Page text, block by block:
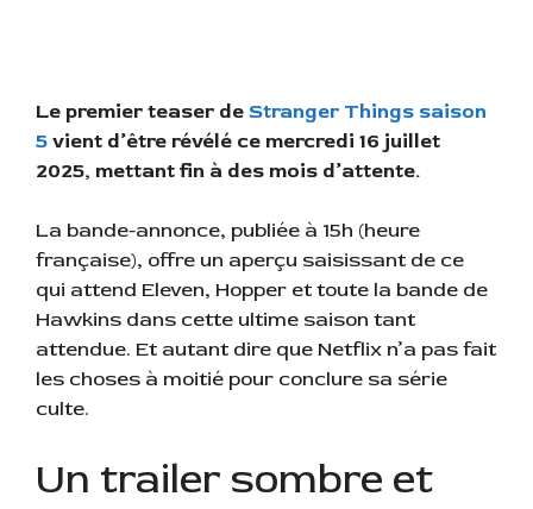
Le premier teaser deStranger Things saison
5vient d’être révélé ce mercredi 16 juillet
2025, mettant fin à des mois d’attente.
La bande-annonce, publiée à 15h (heure
française), offre un aperçu saisissant de ce
qui attend Eleven, Hopper et toute la bande de
Hawkins dans cette ultime saison tant
attendue. Et autant dire que Netflix n’a pas fait
les choses à moitié pour conclure sa série
culte.
Un trailer sombre et